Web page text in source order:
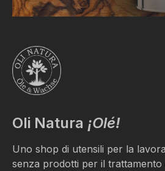
a
controllare
per
guardare
questo
video.
Oli Natura ¡Olé!
Uno shop di utensili per la
senza prodotti per il trattamento